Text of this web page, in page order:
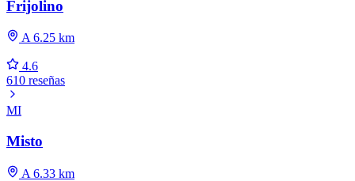
Frijolino
A 6.25 km
4.6
610 reseñas
MI
Misto
A 6.33 km